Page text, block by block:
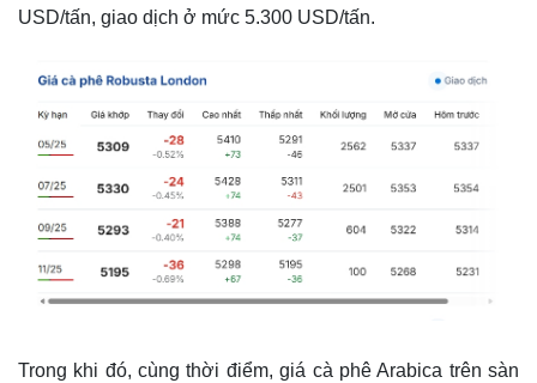
Cuộc sống đó đây
Ảnh
USD/tấn, giao dịch ở mức 5.300 USD/tấn.
Trong khi đó, cùng thời điểm, giá cà phê Arabica trên sàn